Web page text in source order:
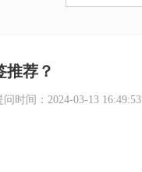
推荐？
问时间：2024-03-13 16:49:53